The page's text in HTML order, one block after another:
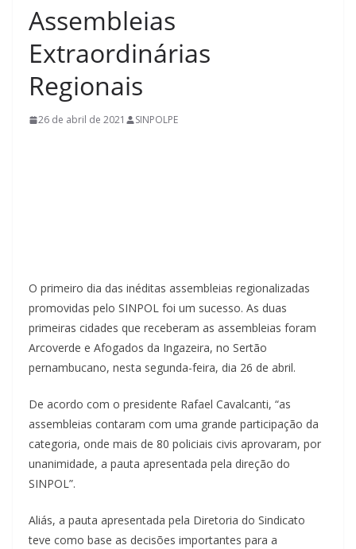
Assembleias
Extraordinárias
Regionais
26 de abril de 2021 SINPOLPE
O primeiro dia das inéditas assembleias regionalizadas
promovidas pelo SINPOL foi um sucesso. As duas
primeiras cidades que receberam as assembleias foram
Arcoverde e Afogados da Ingazeira, no Sertão
pernambucano, nesta segunda-feira, dia 26 de abril.
De acordo com o presidente Rafael Cavalcanti, “as
assembleias contaram com uma grande participação da
categoria, onde mais de 80 policiais civis aprovaram, por
unanimidade, a pauta apresentada pela direção do
SINPOL”.
Aliás, a pauta apresentada pela Diretoria do Sindicato
teve como base as decisões importantes para a